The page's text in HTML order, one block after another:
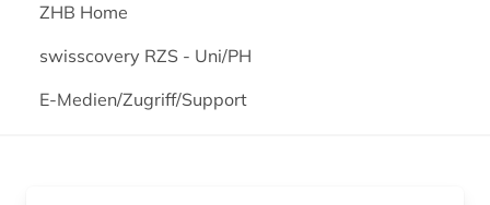
ZHB Home
swisscovery RZS - Uni/PH
E-Medien/Zugriff/Support